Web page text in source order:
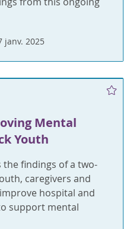
janv. 2025
Mental
Youth
findings of a two-
caregivers and
hospital and
support mental